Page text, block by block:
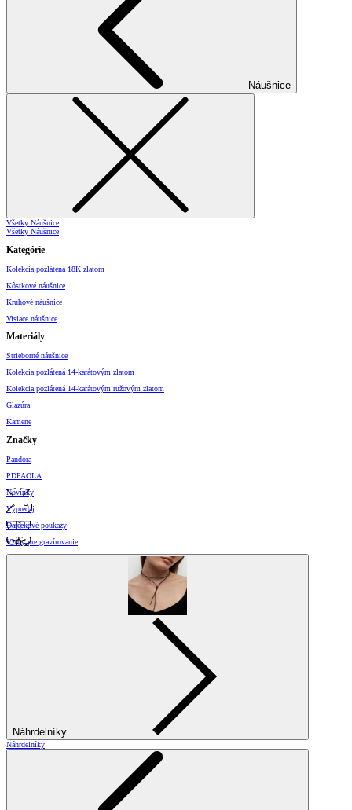
Náušnice
Všetky Náušnice
Všetky Náušnice
Kategórie
Kolekcia pozlátená 18K zlatom
Kôstkové náušnice
Kruhové náušnice
Visiace náušnice
Materiály
Strieborné náušnice
Kolekcia pozlátená 14-karátovým zlatom
Kolekcia pozlátená 14-karátovým ružovým zlatom
Glazúra
Kamene
Značky
Pandora
PDPAOLA
Novinky
Výpredaj
Darčekové poukazy
Vzory pre gravírovanie
Náhrdelníky
Náhrdelníky